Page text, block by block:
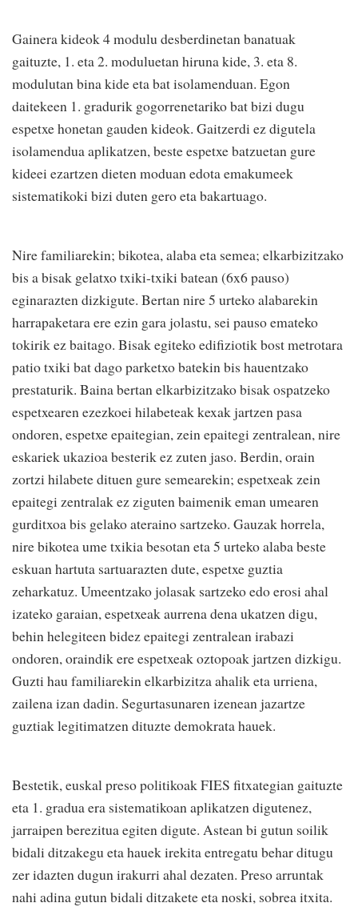
Gainera kideok 4 modulu desberdinetan banatuak
gaituzte, 1. eta 2. moduluetan hiruna kide, 3. eta 8.
modulutan bina kide eta bat isolamenduan. Egon
daitekeen 1. gradurik gogorrenetariko bat bizi dugu
espetxe honetan gauden kideok. Gaitzerdi ez digutela
isolamendua aplikatzen, beste espetxe batzuetan gure
kideei ezartzen dieten moduan edota emakumeek
sistematikoki bizi duten gero eta bakartuago.
Nire familiarekin; bikotea, alaba eta semea; elkarbizitzako
bis a bisak gelatxo txiki-txiki batean (6x6 pauso)
eginarazten dizkigute. Bertan nire 5 urteko alabarekin
harrapaketara ere ezin gara jolastu, sei pauso emateko
tokirik ez baitago. Bisak egiteko edifiziotik bost metrotara
patio txiki bat dago parketxo batekin bis hauentzako
prestaturik. Baina bertan elkarbizitzako bisak ospatzeko
espetxearen ezezkoei hilabeteak kexak jartzen pasa
ondoren, espetxe epaitegian, zein epaitegi zentralean, nire
eskariek ukazioa besterik ez zuten jaso. Berdin, orain
zortzi hilabete dituen gure semearekin; espetxeak zein
epaitegi zentralak ez ziguten baimenik eman umearen
gurditxoa bis gelako ateraino sartzeko. Gauzak horrela,
nire bikotea ume txikia besotan eta 5 urteko alaba beste
eskuan hartuta sartuarazten dute, espetxe guztia
zeharkatuz. Umeentzako jolasak sartzeko edo erosi ahal
izateko garaian, espetxeak aurrena dena ukatzen digu,
behin helegiteen bidez epaitegi zentralean irabazi
ondoren, oraindik ere espetxeak oztopoak jartzen dizkigu.
Guzti hau familiarekin elkarbizitza ahalik eta urriena,
zailena izan dadin. Segurtasunaren izenean jazartze
guztiak legitimatzen dituzte demokrata hauek.
Bestetik, euskal preso politikoak FIES fitxategian gaituzte
eta 1. gradua era sistematikoan aplikatzen digutenez,
jarraipen berezitua egiten digute. Astean bi gutun soilik
bidali ditzakegu eta hauek irekita entregatu behar ditugu
zer idazten dugun irakurri ahal dezaten. Preso arruntak
nahi adina gutun bidali ditzakete eta noski, sobrea itxita.